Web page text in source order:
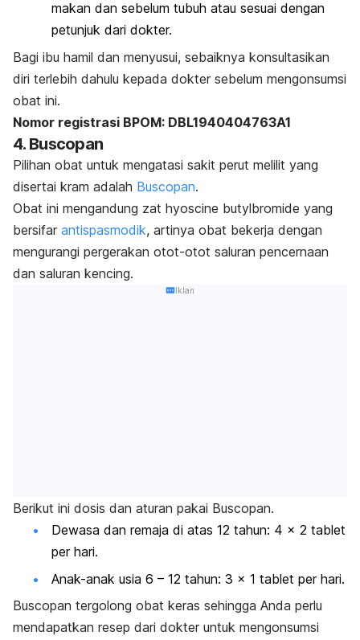
makan dan sebelum tubuh atau sesuai dengan
petunjuk dari dokter.
Bagi ibu hamil dan menyusui, sebaiknya konsultasikan
diri terlebih dahulu kepada dokter sebelum mengonsumsi
obat ini.
Nomor registrasi BPOM: DBL1940404763A1
4. Buscopan
Pilihan obat untuk mengatasi sakit perut melilit yang
disertai kram adalah Buscopan.
Obat ini mengandung zat hyoscine butylbromide yang
bersifar antispasmodik, artinya obat bekerja dengan
mengurangi pergerakan otot-otot saluran pencernaan
dan saluran kencing.
Iklan
Berikut ini dosis dan aturan pakai Buscopan.
Dewasa dan remaja di atas 12 tahun: 4 x 2 tablet
per hari.
Anak-anak usia 6 – 12 tahun: 3 x 1 tablet per hari.
Buscopan tergolong obat keras sehingga Anda perlu
mendapatkan resep dari dokter untuk mengonsumsi